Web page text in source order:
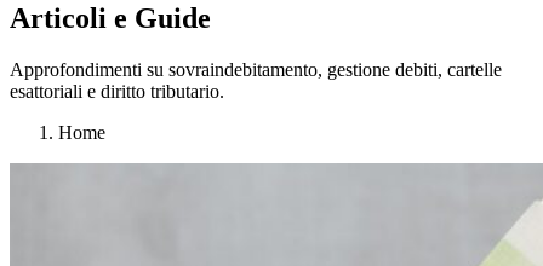
Articoli e Guide
Approfondimenti su sovraindebitamento, gestione debiti, cartelle
esattoriali e diritto tributario.
Home